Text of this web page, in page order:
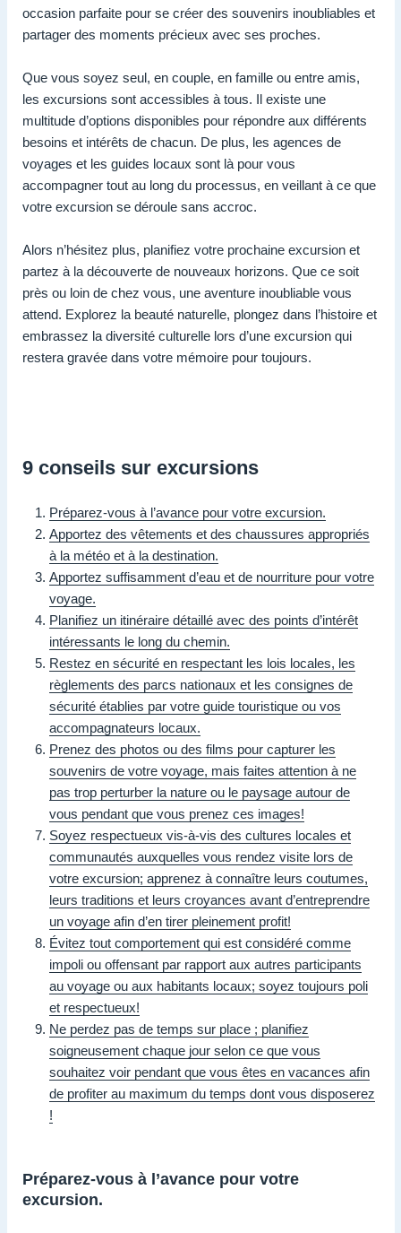
occasion parfaite pour se créer des souvenirs inoubliables et
partager des moments précieux avec ses proches.
Que vous soyez seul, en couple, en famille ou entre amis,
les excursions sont accessibles à tous. Il existe une
multitude d’options disponibles pour répondre aux différents
besoins et intérêts de chacun. De plus, les agences de
voyages et les guides locaux sont là pour vous
accompagner tout au long du processus, en veillant à ce que
votre excursion se déroule sans accroc.
Alors n’hésitez plus, planifiez votre prochaine excursion et
partez à la découverte de nouveaux horizons. Que ce soit
près ou loin de chez vous, une aventure inoubliable vous
attend. Explorez la beauté naturelle, plongez dans l’histoire et
embrassez la diversité culturelle lors d’une excursion qui
restera gravée dans votre mémoire pour toujours.
9 conseils sur excursions
Préparez-vous à l’avance pour votre excursion.
Apportez des vêtements et des chaussures appropriés
à la météo et à la destination.
Apportez suffisamment d’eau et de nourriture pour votre
voyage.
Planifiez un itinéraire détaillé avec des points d’intérêt
intéressants le long du chemin.
Restez en sécurité en respectant les lois locales, les
règlements des parcs nationaux et les consignes de
sécurité établies par votre guide touristique ou vos
accompagnateurs locaux.
Prenez des photos ou des films pour capturer les
souvenirs de votre voyage, mais faites attention à ne
pas trop perturber la nature ou le paysage autour de
vous pendant que vous prenez ces images!
Soyez respectueux vis-à-vis des cultures locales et
communautés auxquelles vous rendez visite lors de
votre excursion; apprenez à connaître leurs coutumes,
leurs traditions et leurs croyances avant d’entreprendre
un voyage afin d’en tirer pleinement profit!
Évitez tout comportement qui est considéré comme
impoli ou offensant par rapport aux autres participants
au voyage ou aux habitants locaux; soyez toujours poli
et respectueux!
Ne perdez pas de temps sur place ; planifiez
soigneusement chaque jour selon ce que vous
souhaitez voir pendant que vous êtes en vacances afin
de profiter au maximum du temps dont vous disposerez
!
Préparez-vous à l’avance pour votre
excursion.